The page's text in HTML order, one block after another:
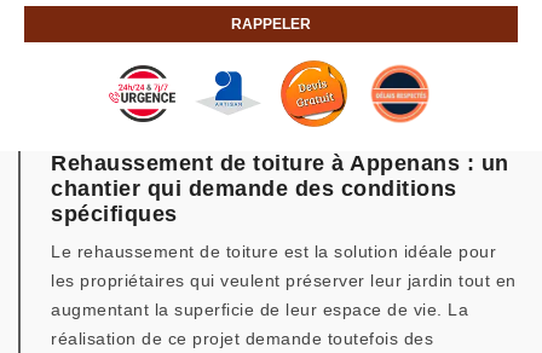
Rehaussement de toiture à Appenans : un
chantier qui demande des conditions
spécifiques
Le rehaussement de toiture est la solution idéale pour
les propriétaires qui veulent préserver leur jardin tout en
augmentant la superficie de leur espace de vie. La
réalisation de ce projet demande toutefois des